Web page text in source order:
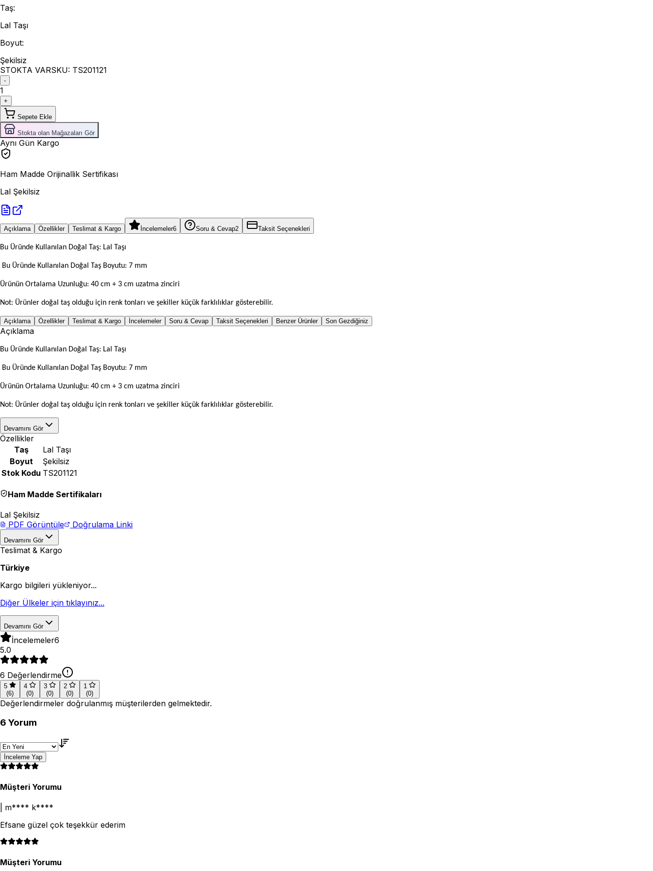
Taş:
Lal Taşı
Boyut:
Şekilsiz
STOKTA VARSKU: TS201121
-
1
+
Sepete Ekle
Stokta olan Mağazaları Gör
Aynı Gün Kargo
Ham Madde Orijinallik Sertifikası
Lal Şekilsiz
Açıklama Özellikler Teslimat & Kargo İncelemeler6 Soru & Cevap2 Taksit Seçenekleri
Bu Üründe Kullanılan Doğal Taş: Lal Taşı
Bu Üründe Kullanılan Doğal Taş Boyutu: 7 mm
Ürünün Ortalama Uzunluğu: 40 cm + 3 cm uzatma zinciri
Not: Ürünler doğal taş olduğu için renk tonları ve şekiller küçük farklılıklar gösterebilir.
Açıklama Özellikler Teslimat & Kargo İncelemeler Soru & Cevap Taksit Seçenekleri Benzer Ürünler Son Gezdiğiniz
Açıklama
Bu Üründe Kullanılan Doğal Taş: Lal Taşı
Bu Üründe Kullanılan Doğal Taş Boyutu: 7 mm
Ürünün Ortalama Uzunluğu: 40 cm + 3 cm uzatma zinciri
Not: Ürünler doğal taş olduğu için renk tonları ve şekiller küçük farklılıklar gösterebilir.
Devamını Gör
Özellikler
Taş
Lal Taşı
Boyut
Şekilsiz
Stok Kodu TS201121
Ham Madde Sertifikaları
Lal Şekilsiz
PDF Görüntüle
Doğrulama Linki
Devamını Gör
Teslimat & Kargo
Türkiye
Kargo bilgileri yükleniyor...
Diğer Ülkeler için tıklayınız...
Devamını Gör
İncelemeler6
5.0
6 Değerlendirme
5
(6)
4
(0)
3
(0)
2
(0)
1
(0)
Değerlendirmeler doğrulanmış müşterilerden gelmektedir.
6 Yorum
İnceleme Yap
Müşteri Yorumu
m**** k****
Efsane güzel çok teşekkür ederim
Müşteri Yorumu